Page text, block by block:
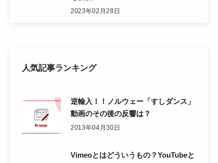
2023年02月28日
人気記事ランキング
逆輸入！！ノルウェー「すしダンス」
動画のその後の反響は？
2013年04月30日
Vimeoとはどういうもの？YouTubeと